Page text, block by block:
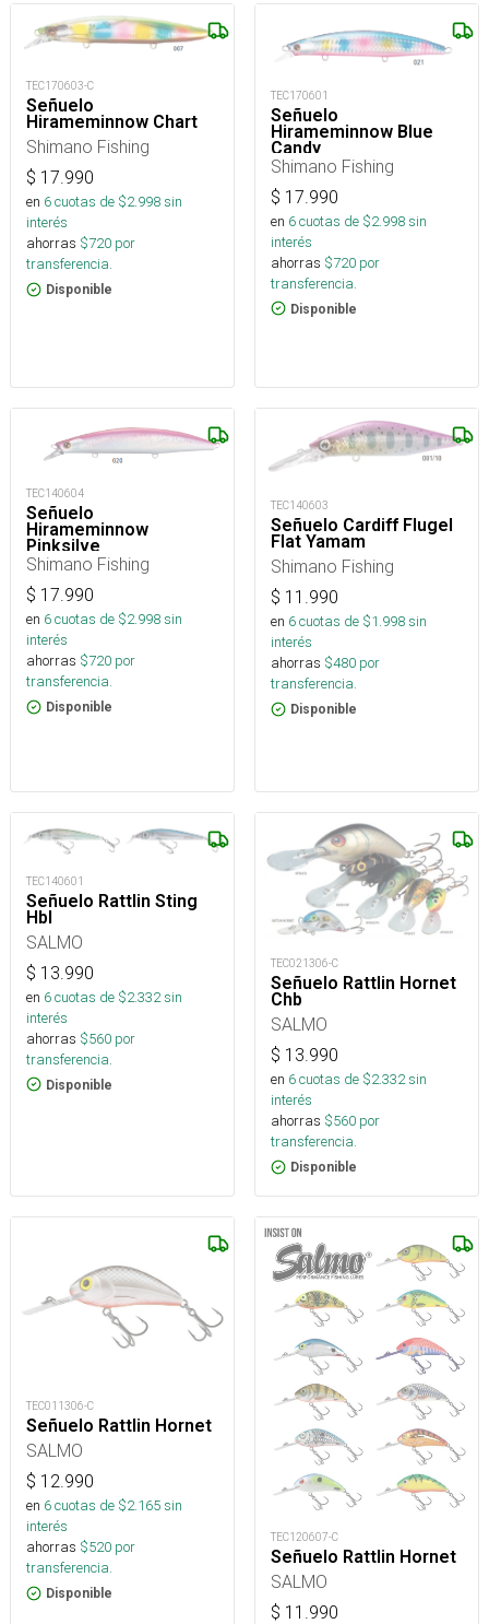
TEC170603-C
Señuelo
Hirameminnow Chart
Shimano Fishing
$ 17.990
en 6cuotas de $2.998sin
interés
ahorras $720 por
transferencia.
Disponible
TEC170601
Señuelo
Hirameminnow Blue
Candy
Shimano Fishing
$ 17.990
en 6cuotas de $2.998sin
interés
ahorras $720 por
transferencia.
Disponible
TEC140604
Señuelo
Hirameminnow
Pinksilve
Shimano Fishing
$ 17.990
en 6cuotas de $2.998sin
interés
ahorras $720 por
transferencia.
Disponible
TEC140603
Señuelo Cardiff Flugel
Flat Yamam
Shimano Fishing
$ 11.990
en 6cuotas de $1.998sin
interés
ahorras $480 por
transferencia.
Disponible
TEC140601
Señuelo Rattlin Sting
Hbl
SALMO
$ 13.990
en 6cuotas de $2.332sin
interés
ahorras $560 por
transferencia.
Disponible
TEC021306-C
Señuelo Rattlin Hornet
Chb
SALMO
$ 13.990
en 6cuotas de $2.332sin
interés
ahorras $560 por
transferencia.
Disponible
TEC011306-C
Señuelo Rattlin Hornet
SALMO
$ 12.990
en 6cuotas de $2.165sin
interés
ahorras $520 por
transferencia.
Disponible
TEC120607-C
Señuelo Rattlin Hornet
SALMO
$ 11.990